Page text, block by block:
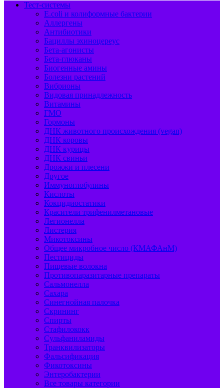
Тест-системы
E.coli и колиформные бактерии
Аллергены
Антибиотики
Бациллы эхиноцереус
Бета-агонисты
Бета-глюканы
Биогенные амины
Болезни растений
Вибрионы
Видовая принадлежность
Витамины
ГМО
Гормоны
ДНК животного происхождения (vegan)
ДНК коровы
ДНК курицы
ДНК свиньи
Дрожжи и плесени
Другое
Иммуноглобулины
Кислоты
Кокцидиостатики
Красители трифенилметановые
Легионелла
Листерия
Микотоксины
Общее микробное число (КМАФАнМ)
Пестициды
Пищевые волокна
Противопаразитарные препараты
Сальмонелла
Сахара
Синегнойная палочка
Скрининг
Спирты
Стафилококк
Сульфаниламиды
Транквилизаторы
Фальсификация
Фикотоксины
Энтеробактерии
Все товары категории